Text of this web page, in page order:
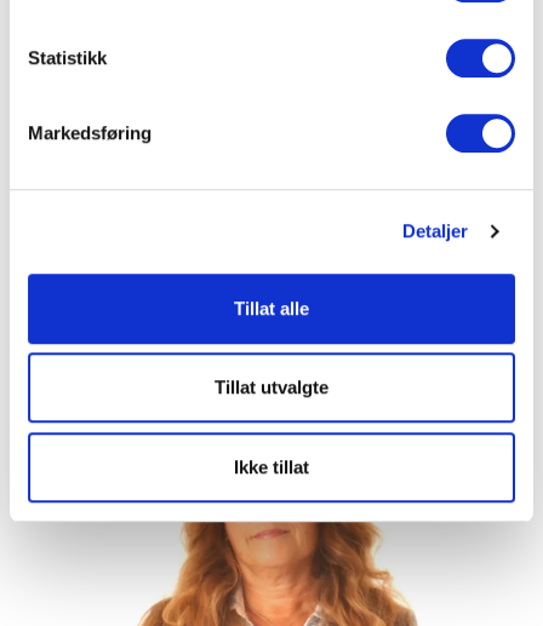
Statistikk
Markedsføring
Detaljer
Tillat alle
Tillat utvalgte
Ikke tillat
Senior gravferdskonsulent og administrerende direktør
REIDAR AAS - EIER
900 46 200
E-post:reidar@vbegravelse.no